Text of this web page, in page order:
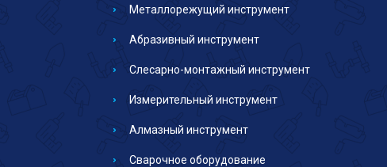
Металлорежущий инструмент
Абразивный инструмент
Слесарно-монтажный инструмент
Измерительный инструмент
Алмазный инструмент
Сварочное оборудование